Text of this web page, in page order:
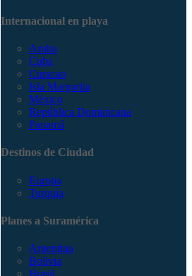
Internacional en playa
Aruba
Cuba
Curacao
Isla Margarita
México
República Dominicana
Panamá
Destinos de Ciudad
Europa
Turquía
Planes a Suramérica
Argentina
Bolivia